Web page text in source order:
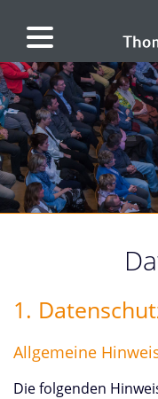
1.
Allgemeine
Die folgenden